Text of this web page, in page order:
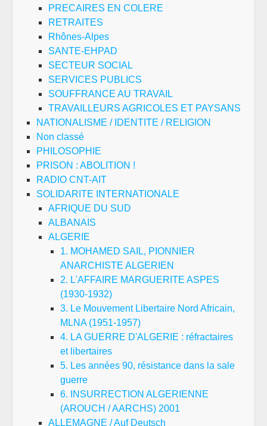
PRECAIRES EN COLERE
RETRAITES
Rhônes-Alpes
SANTE-EHPAD
SECTEUR SOCIAL
SERVICES PUBLICS
SOUFFRANCE AU TRAVAIL
TRAVAILLEURS AGRICOLES ET PAYSANS
NATIONALISME / IDENTITE / RELIGION
Non classé
PHILOSOPHIE
PRISON : ABOLITION !
RADIO CNT-AIT
SOLIDARITE INTERNATIONALE
AFRIQUE DU SUD
ALBANAIS
ALGERIE
1. MOHAMED SAIL, PIONNIER
ANARCHISTE ALGERIEN
2. L'AFFAIRE MARGUERITE ASPES
(1930-1932)
3. Le Mouvement Libertaire Nord Africain,
MLNA (1951-1957)
4. LA GUERRE D'ALGERIE : réfractaires
et libertaires
5. Les années 90, résistance dans la sale
guerre
6. INSURRECTION ALGERIENNE
(AROUCH / AARCHS) 2001
ALLEMAGNE / Auf Deutsch